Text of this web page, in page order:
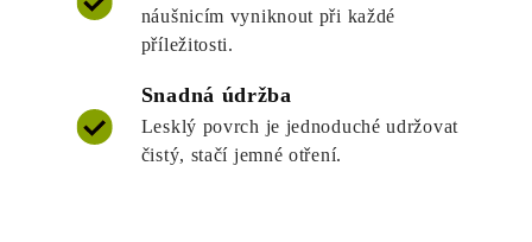
náušnicím vyniknout při každé
příležitosti.
Snadná údržba
Lesklý povrch je jednoduché udržovat
čistý, stačí jemné otření.